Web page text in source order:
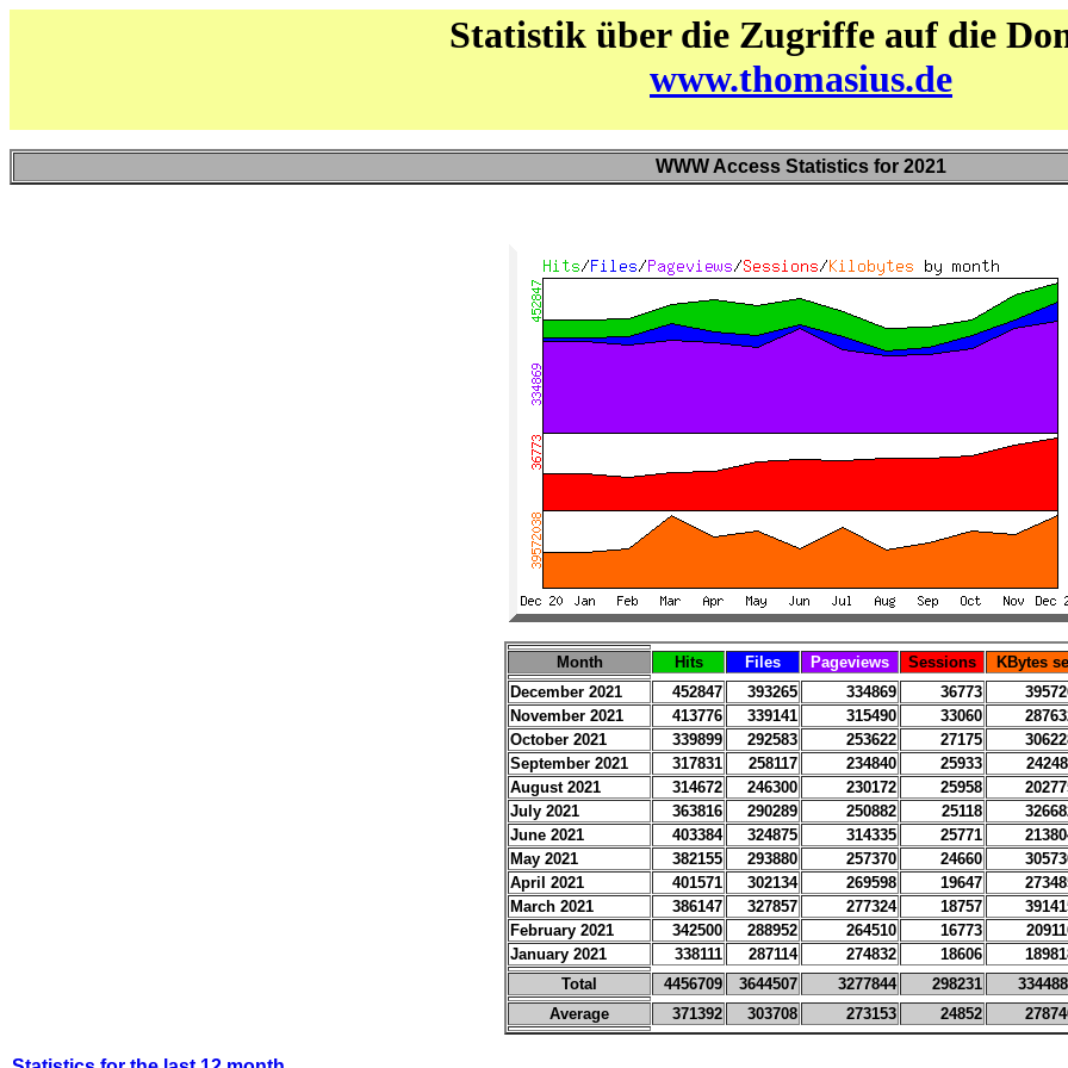
Statistik über die Zugriffe auf die
www.thomasius.de
WWW Access Statistics for 2021
Month Hits Files Pageviews Sessions
KBytes
December 2021
452847 393265 334869 36773
November 2021
413776 339141 315490 33060
October 2021
339899 292583 253622 27175
September 2021
317831 258117 234840 25933
August 2021
314672 246300 230172 25958
July 2021
363816 290289 250882 25118
June 2021
403384 324875 314335 25771
May 2021
382155 293880 257370 24660
April 2021
401571 302134 269598 19647
March 2021
386147 327857 277324 18757
February 2021
342500 288952 264510 16773
January 2021
338111 287114 274832 18606
Total
4456709 3644507 3277844 298231
Average
371392 303708 273153 24852